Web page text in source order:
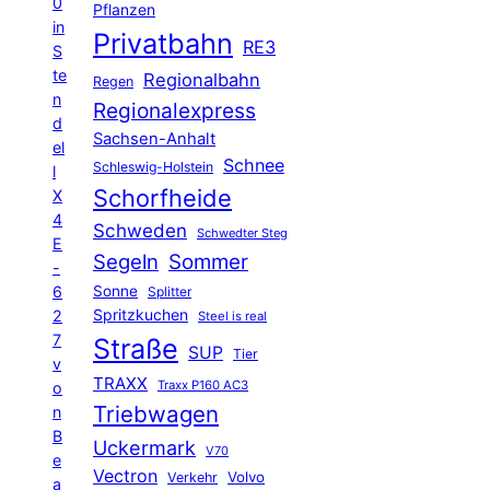
in
S
te
n
d
el
l
X
4
E
-
6
2
7
v
o
n
B
e
a
Pflanzen
Privatbahn RE3
Regen Regionalbahn
Regionalexpress
Sachsen-Anhalt
Schleswig-Holstein Schnee
Schorfheide
Schweden Schwedter Steg
Segeln Sommer
Sonne Splitter
Spritzkuchen Steel is real
Straße SUP Tier
TRAXX Traxx P160 AC3
Triebwagen
Uckermark V70
Vectron Verkehr Volvo